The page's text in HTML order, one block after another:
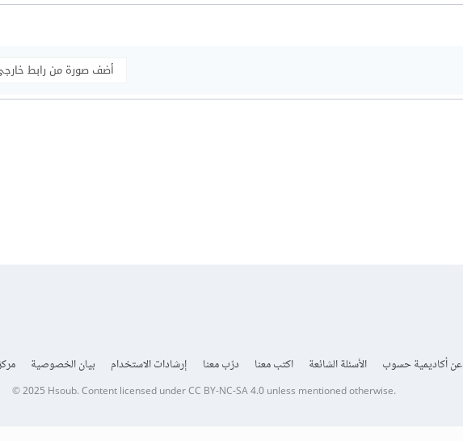
أضف صورة من رابط
عن أكاديمية حسوب الأسئلة الشائعة اكتب معنا درّب معنا إرشادات الاستخدام بيان الخصوصية
© 2025 Hsoub.Content licensed underCC BY-NC-SA 4.0unless mentioned otherwise.